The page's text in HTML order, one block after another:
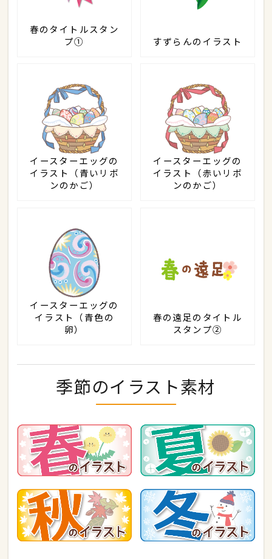
春のタイトルスタン
プ①
すずらんのイラスト
イースターエッグの
イラスト（青いリボ
ンのかご）
イースターエッグの
イラスト（赤いリボ
ンのかご）
イースターエッグの
イラスト（青色の
卵）
春の遠足のタイトル
スタンプ②
季節のイラスト素材